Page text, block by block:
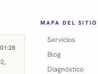
01:28
MAPA DEL SITIO
Servicios
Blog
Diagnóstico